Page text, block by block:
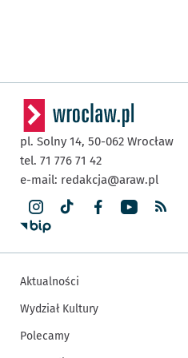
pl. Solny 14, 50-062 Wrocław
tel. 71 776 71 42
e-mail: redakcja@araw.pl
Aktualności
Wydział Kultury
Polecamy